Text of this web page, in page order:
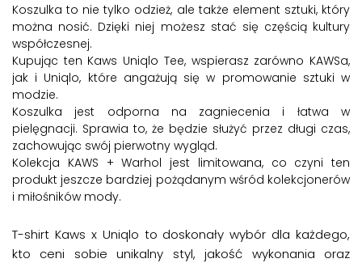
Koszulka to nie tylko odzież, ale także element sztuki, który
można nosić. Dzięki niej możesz stać się częścią kultury
współczesnej.
Kupując ten Kaws Uniqlo Tee, wspierasz zarówno KAWSa,
jak i Uniqlo, które angażują się w promowanie sztuki w
modzie.
Koszulka jest odporna na zagniecenia i łatwa w
pielęgnacji. Sprawia to, że będzie służyć przez długi czas,
zachowując swój pierwotny wygląd.
Kolekcja KAWS + Warhol jest limitowana, co czyni ten
produkt jeszcze bardziej pożądanym wśród kolekcjonerów
i miłośników mody.
T-shirt Kaws x Uniqlo to doskonały wybór dla każdego,
kto ceni sobie unikalny styl, jakość wykonania oraz